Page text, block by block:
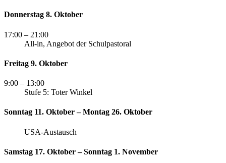
Donnerstag 8. Oktober
17:00 – 21:00
All-in, Angebot der Schulpastoral
Freitag 9. Oktober
9:00 – 13:00
Stufe 5: Toter Winkel
Sonntag 11. Oktober – Montag 26. Oktober
USA-Austausch
Samstag 17. Oktober – Sonntag 1. November